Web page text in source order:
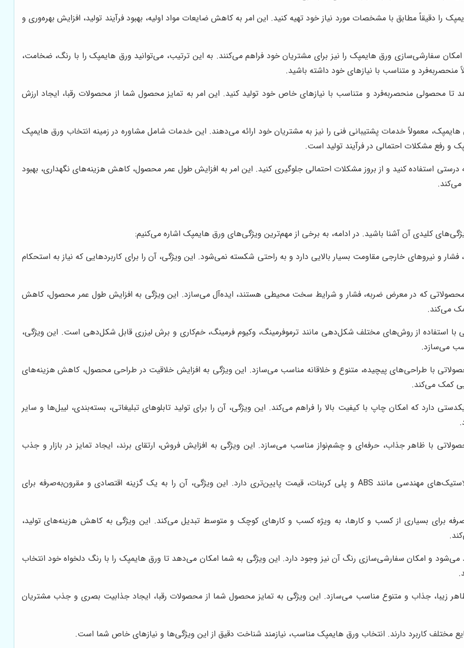
را دقیقاً مطابق با مشخصات مورد نیاز خود تهیه کنید. این امر به کاهش ضایعات مواد اولیه، بهبود فرآیند تولید، افزایش بهره‌وری و
امکان سفارشی‌سازی ورق هایمپک را نیز برای مشتریان خود فراهم می‌کنند. به این ترتیب، می‌توانید ورق هایمپک را با رنگ، ضخامت،
و متناسب با نیازهای خود داشته باشید.
محصولی منحصربه‌فرد و متناسب با نیازهای خاص خود تولید کنید. این امر به تمایز محصول شما از محصولات رقبا، ایجاد ارزش
هایمپک، معمولاً خدمات پشتیبانی فنی را نیز به مشتریان خود ارائه می‌دهند. این خدمات شامل مشاوره در زمینه انتخاب ورق هایمپک
و رفع مشکلات احتمالی در فرآیند تولید است.
استفاده کنید و از بروز مشکلات احتمالی جلوگیری کنید. این امر به افزایش طول عمر محصول، کاهش هزینه‌های نگهداری، بهبود
کلیدی آن آشنا باشید. در ادامه، به برخی از مهم‌ترین ویژگی‌های ورق هایمپک اشاره می‌کنیم:
فشار و نیروهای خارجی مقاومت بسیار بالایی دارد و به راحتی شکسته نمی‌شود. این ویژگی، آن را برای کاربردهایی که نیاز به استحکام
محصولاتی که در معرض ضربه، فشار و شرایط سخت محیطی هستند، ایده‌آل می‌سازد. این ویژگی به افزایش طول عمر محصول، کاهش
می‌کند.
با استفاده از روش‌های مختلف شکل‌دهی مانند ترموفرمینگ، وکیوم فرمینگ، خم‌کاری و برش لیزری قابل شکل‌دهی است. این ویژگی،
می‌سازد.
با طراحی‌های پیچیده، متنوع و خلاقانه مناسب می‌سازد. این ویژگی به افزایش خلاقیت در طراحی محصول، کاهش هزینه‌های
کمک می‌کند.
دارد که امکان چاپ با کیفیت بالا را فراهم می‌کند. این ویژگی، آن را برای تولید تابلوهای تبلیغاتی، بسته‌بندی، لیبل‌ها و سایر
با ظاهر جذاب، حرفه‌ای و چشم‌نواز مناسب می‌سازد. این ویژگی به افزایش فروش، ارتقای برند، ایجاد تمایز در بازار و جذب
ورق هایمپک نسبت به سایر پلاستیک‌های مهندسی مانند ABS و پلی کربنات، قیمت پایین‌تری دارد. این ویژگی، آن را به یک گزینه اقتصادی و مقرون‌به‌صرفه برای
برای بسیاری از کسب و کارها، به ویژه کسب و کارهای کوچک و متوسط تبدیل می‌کند. این ویژگی به کاهش هزینه‌های تولید،
و امکان سفارشی‌سازی رنگ آن نیز وجود دارد. این ویژگی به شما امکان می‌دهد تا ورق هایمپک را با رنگ دلخواه خود انتخاب
زیبا، جذاب و متنوع مناسب می‌سازد. این ویژگی به تمایز محصول شما از محصولات رقبا، ایجاد جذابیت بصری و جذب مشتریان
مختلف کاربرد دارند. انتخاب ورق هایمپک مناسب، نیازمند شناخت دقیق از این ویژگی‌ها و نیازهای خاص شما است.